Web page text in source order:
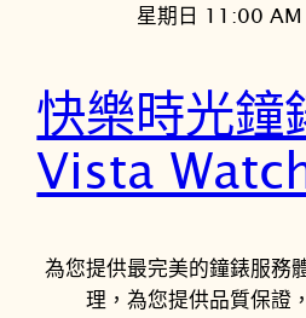
星期日 11:00
快樂時光鐘
Vista
為您提供最完美的鐘錶服務
理，為您提供品質保證